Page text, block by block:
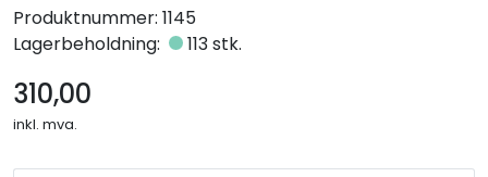
Produktnummer: 1145
Lagerbeholdning:
113 stk.
310,00
inkl. mva.
Glass
Bøker